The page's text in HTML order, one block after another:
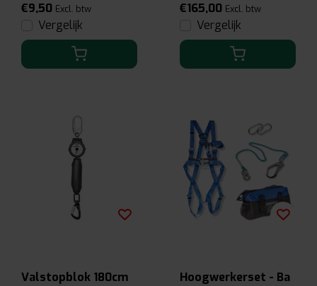
€9,50 Excl. btw
Vergelijk
€165,00 Excl. btw
Vergelijk
Valstopblok 180cm
Hoogwerkerset - Ba